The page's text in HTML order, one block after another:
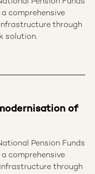
viktigaste
och genom
genom att
för att
hända igen.” Under
för eventuella
som identifieras i
reaktiva
är de
Pension Funds
comprehensive
through
solution.
of
Pension Funds
comprehensive
through